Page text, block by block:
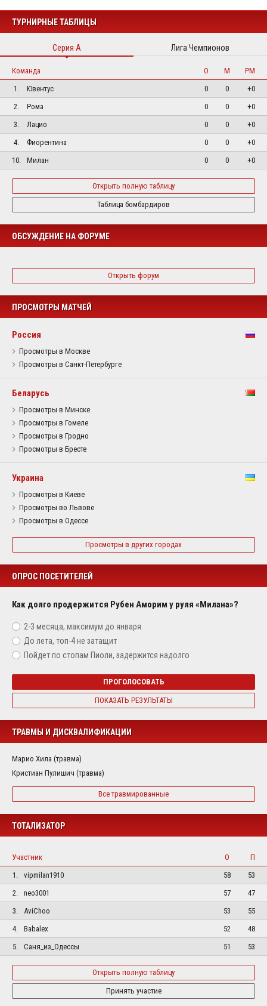
ТУРНИРНЫЕ ТАБЛИЦЫ
Серия А Лига Чемпионов
Команда О М
РМ
1.
Ювентус 0 0
+0
2.
Рома 0 0
+0
3.
Лацио 0 0
+0
4.
Фиорентина 0 0
+0
10.
Милан 0 0 +0
Открыть полную таблицу
Таблица бомбардиров
ОБСУЖДЕНИЕ НА ФОРУМЕ
Открыть форум
ПРОСМОТРЫ МАТЧЕЙ
Россия
Просмотры в Москве
Просмотры в Санкт-Петербурге
Беларусь
Просмотры в Минске
Просмотры в Гомеле
Просмотры в Гродно
Просмотры в Бресте
Украина
Просмотры в Киеве
Просмотры во Львове
Просмотры в Одессе
Просмотры в других городах
ОПРОС ПОСЕТИТЕЛЕЙ
Как долго продержится Рубен Аморим у руля «Милана»?
2-3 месяца, максимум до января
До лета, топ-4 не затащит
Пойдет по стопам Пиоли, задержится надолго
ПРОГОЛОСОВАТЬ
ПОКАЗАТЬ РЕЗУЛЬТАТЫ
ТРАВМЫ И ДИСКВАЛИФИКАЦИИ
Марио Хила (травма)
Кристиан Пулишич (травма)
Все травмированные
ТОТАЛИЗАТОР
Участник О
П
1.
vipmilan1910 58
53
2.
neo3001 57
47
3.
AviChoo 53
55
4.
Babalex 52
48
5.
Саня_из_Одессы 51 53
Открыть полную таблицу
Принять участие